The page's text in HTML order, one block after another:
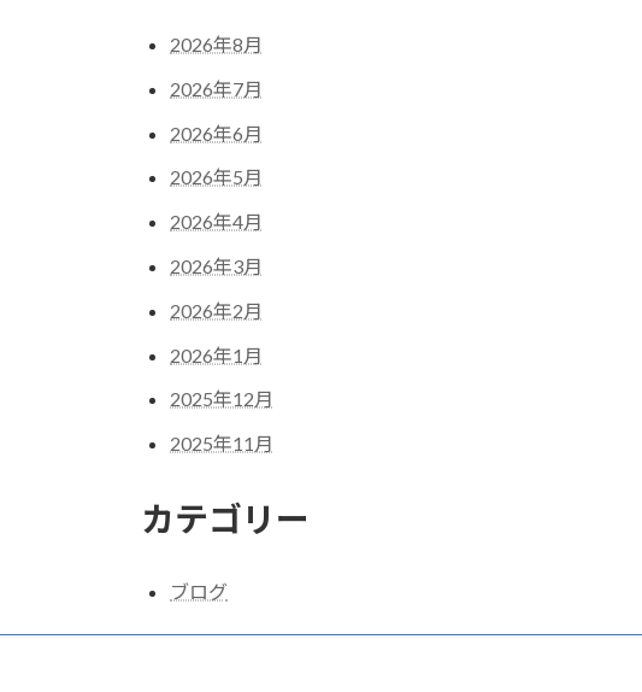
2026年8月
2026年7月
2026年6月
2026年5月
2026年4月
2026年3月
2026年2月
2026年1月
2025年12月
2025年11月
カテゴリー
ブログ